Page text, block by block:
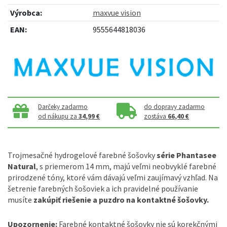
Výrobca:
maxvue vision
EAN:
9555644818036
Darčeky zadarmo
od nákupu za34,99 €
do dopravy zadarmo
zostáva 66,40 €
Trojmesačné hydrogelové farebné šošovkysérie Phantasee
Natural, s priemerom 14 mm, majú veľmi neobvyklé farebné
prirodzené tóny, ktoré vám dávajú veľmi zaujímavý vzhľad. Na
šetrenie farebných šošoviek a ich pravidelné používanie
musíte zakúpiť riešenie a puzdro na kontaktné šošovky.
Upozornenie: Farebné kontaktné šošovky nie sú korekčnými